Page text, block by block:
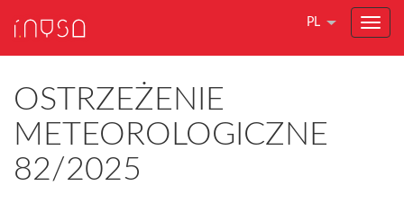
PL
OSTRZEŻENIE
METEOROLOGICZNE
82/2025